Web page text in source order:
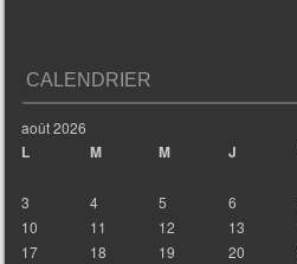
CALENDRIER
août 2026
L M M J
3
4 5 6
10
11 12 13
17
18 19 20